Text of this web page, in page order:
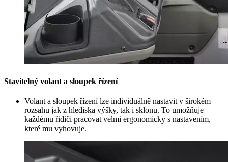
Stavitelný volant a sloupek řízení
Volant a sloupek řízení lze individuálně nastavit v širokém
rozsahu jak z hlediska výšky, tak i sklonu. To umožňuje
každému řidiči pracovat velmi ergonomicky s nastavením,
které mu vyhovuje.